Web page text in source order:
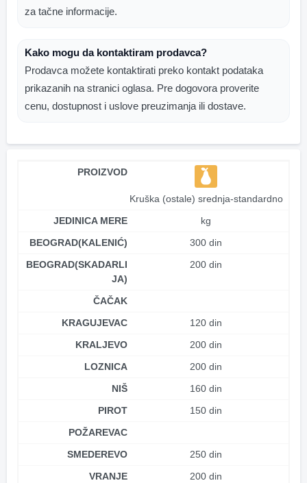
za tačne informacije.
Kako mogu da kontaktiram prodavca?
Prodavca možete kontaktirati preko kontakt podataka
prikazanih na stranici oglasa. Pre dogovora proverite
cenu, dostupnost i uslove preuzimanja ili dostave.
PROIZVOD
Kruška (ostale) srednja-standardno
JEDINICA MERE
kg
BEOGRAD(KALENIĆ)
300 din
BEOGRAD(SKADARLI
JA)
200 din
ČAČAK
KRAGUJEVAC
120 din
KRALJEVO
200 din
LOZNICA
200 din
NIŠ
160 din
PIROT
150 din
POŽAREVAC
SMEDEREVO
250 din
VRANJE
200 din